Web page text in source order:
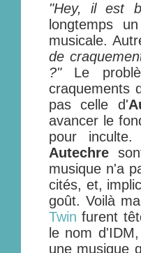
"Hey, il est
longtemps
musicale.
de
?"Le
craquements
pas celle d'
avancer le
pour inculte.
Autechre
musique n'a
cités, et,
goût. Voilà
Twin furent
le nom
une musique